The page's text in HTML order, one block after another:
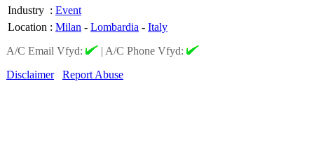
Industry : Event
Location : Milan - Lombardia - Italy
A/C Email Vfyd:
| A/C Phone Vfyd:
Disclaimer
Report Abuse